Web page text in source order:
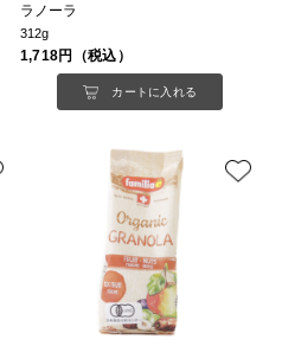
ラノーラ
312g
1,718円（税込）
カートに入れる